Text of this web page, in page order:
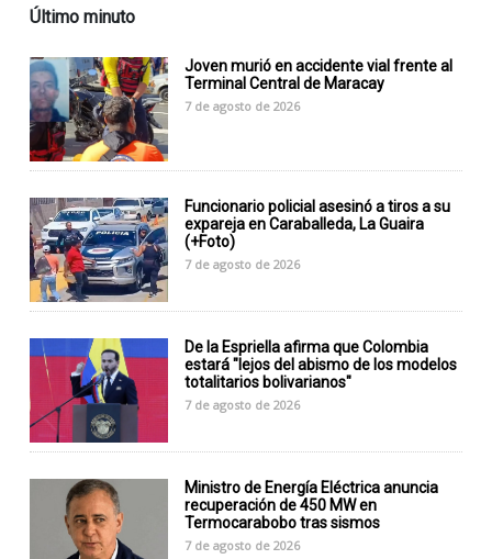
Último minuto
Joven murió en accidente vial frente al
Terminal Central de Maracay
7 de agosto de 2026
Funcionario policial asesinó a tiros a su
expareja en Caraballeda, La Guaira
(+Foto)
7 de agosto de 2026
De la Espriella afirma que Colombia
estará "lejos del abismo de los modelos
totalitarios bolivarianos"
7 de agosto de 2026
Ministro de Energía Eléctrica anuncia
recuperación de 450 MW en
Termocarabobo tras sismos
7 de agosto de 2026